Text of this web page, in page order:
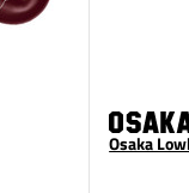
Osaka